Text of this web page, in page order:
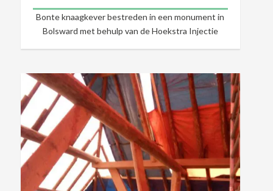
Bonte knaagkever bestreden in een monument in
Bolsward met behulp van de Hoekstra Injectie